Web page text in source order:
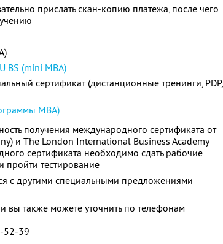
прислать скан-копию платежа, после чего
BS (mini MBA)
сертификат (дистанционные тренинги, PDP,
МВА)
получения международного сертификата от
и The London International Business Academy
сертификата необходимо сдать рабочие
пройти тестирование
с другими специальными предложениями
также можете уточнить по телефонам
52-39